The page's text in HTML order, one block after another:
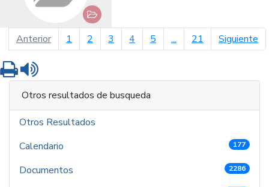
Anteriorpágina anterior
1 2 3 4 5 ... 21 Siguiente
Imprimir
Otros resultados de busqueda
Otros Resultados
Calendario
177
Documentos 2286